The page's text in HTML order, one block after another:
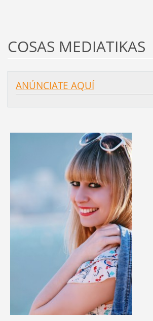
COSAS MEDIATIKAS
ANÚNCIATE AQUÍ